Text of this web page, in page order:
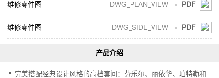
PDF
DWG_PLAN_VIEW
PDF
DWG_SIDE_VIEW
完美搭配经典设计风格的高档套间：芬乐尔、丽依华、珀特勒和